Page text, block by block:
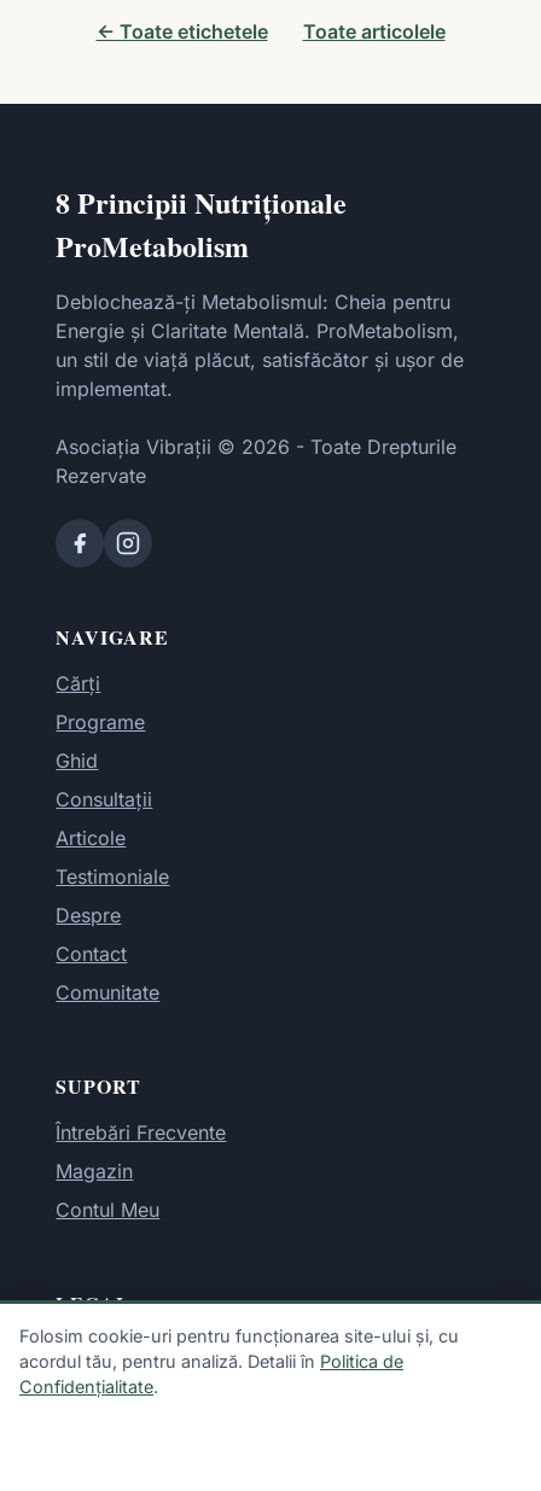
← Toate etichetele Toate articolele
8 Principii Nutriționale
ProMetabolism
Deblochează-ți Metabolismul: Cheia pentru
Energie și Claritate Mentală. ProMetabolism,
un stil de viață plăcut, satisfăcător și ușor de
implementat.
Asociația Vibrații © 2026 - Toate Drepturile
Rezervate
NAVIGARE
Cărți
Programe
Ghid
Consultații
Articole
Testimoniale
Despre
Contact
Comunitate
SUPORT
Întrebări Frecvente
Magazin
Contul Meu
LEGAL
Termeni și Condiții
Politica de Confidențialitate
Folosim cookie-uri pentru funcționarea site-ului și, cu
acordul tău, pentru analiză. Detalii în Politica de
Confidențialitate.